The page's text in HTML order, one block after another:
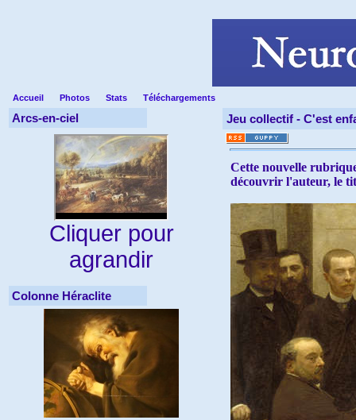
Accueil Photos Stats Téléchargements
Arcs-en-ciel
Cliquer pour
agrandir
Colonne Héraclite
Jeu collectif - C'est
Cette nouvelle
découvrir l'auteur, le